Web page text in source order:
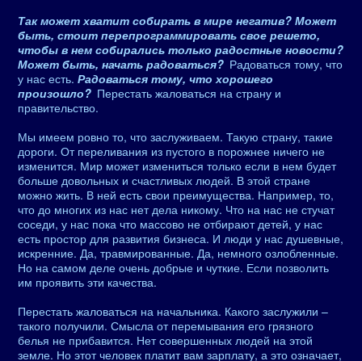
Так может хватит собирать в мире негатив? Может
быть, стоит перепрограммировать свое решето,
чтобы в нем собирались только радостные новости?
Может быть, начать радоваться? Радоваться тому, что
у нас есть. Радоваться тому, что хорошего
произошло? Перестать жаловаться на страну и
правительство.
Мы имеем ровно то, что заслуживаем. Такую страну, такие
дороги. От переливания из пустого в порожнее ничего не
изменится. Мир может измениться только если в нем будет
больше довольных и счастливых людей. В этой стране
можно жить. В ней есть свои преимущества. Например, то,
что до многих из нас нет дела никому. Что на нас не стучат
соседи, у нас пока что массово не отбирают детей, у нас
есть простор для развития бизнеса. И люди у нас душевные,
искренние. Да, травмированные. Да, немного озлобленные.
Но на самом деле очень добрые и чуткие. Если позволить
им проявить эти качества.
Перестать жаловаться на начальника. Какого заслужили –
такого получили. Смысла от перемывания его грязного
белья не прибавится. Нет совершенных людей на этой
земле. Но этот человек платит вам зарплату, а это означает,